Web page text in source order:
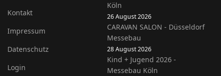
Kontakt
Impressum
Datenschutz
Login
Köln
26 August 2026
CARAVAN SALON - Düsseldorf
Messebau
28 August 2026
Kind + Jugend 2026 -
Messebau Köln